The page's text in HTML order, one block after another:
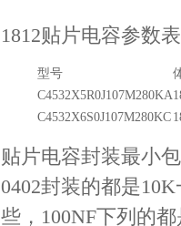
1812贴片电容参数表
型号
C4532X5R0J107M280KA
C4532X6S0J107M280KC
贴片电容封装最小
0402封装的都是
些，100NF下列的